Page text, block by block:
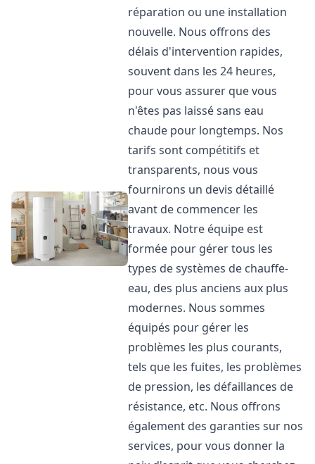
réparation ou une installation
nouvelle. Nous offrons des
délais d'intervention rapides,
souvent dans les 24 heures,
pour vous assurer que vous
n'êtes pas laissé sans eau
chaude pour longtemps. Nos
tarifs sont compétitifs et
transparents, nous vous
fournirons un devis détaillé
avant de commencer les
travaux. Notre équipe est
formée pour gérer tous les
types de systèmes de chauffe-
eau, des plus anciens aux plus
modernes. Nous sommes
équipés pour gérer les
problèmes les plus courants,
tels que les fuites, les problèmes
de pression, les défaillances de
résistance, etc. Nous offrons
également des garanties sur nos
services, pour vous donner la